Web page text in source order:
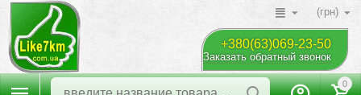
(грн)
+380(63)069-23-50
Заказать обратный звонок
0